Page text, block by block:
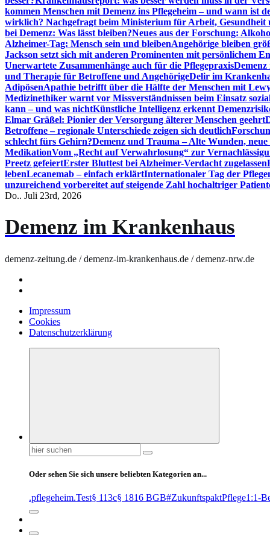
kommen Menschen mit Demenz ins Pflegeheim – und wann ist
wirklich? Nachgefragt beim Ministerium für Arbeit, Gesundheit
bei Demenz: Was lässt bleiben?Neues aus der Forschung:
Alzheimer-Tag: Mensch sein und bleibenAngehörige bleiben
Jackson setzt sich mit anderen Prominenten mit persönlichem
Unerwartete Zusammenhänge auch für die Pflegepraxis
und Therapie für Betroffene und AngehörigeDelir im
AdipösenApathie betrifft über die Hälfte der Menschen mit
Medizinethiker warnt vor Missverständnissen beim Einsatz
kann – und was nichtKünstliche Intelligenz erkennt
Elmar Gräßel: Pionier der Versorgung älterer Menschen geehrt
Betroffene – regionale Unterschiede zeigen sich deutlich
schlecht fürs Gehirn?Demenz und Trauma – Alte Wunden,
MedikationVom „Recht auf Verwahrlosung“ zur
Preetz gefeiertErster Bluttest bei Alzheimer-Verdacht zugelassen
lebenLecanemab – einfach erklärtInternationaler Tag der
unzureichend vorbereitet auf steigende Zahl hochaltriger
Do.. Juli 23rd, 2026
Demenz im Krankenhaus
demenz-zeitung.de / demenz-im-krankenhaus.de / demenz-nrw.de
Impressum
Cookies
Datenschutzerklärung
Suchen
nach:
Oder sehen Sie sich unsere beliebten Kategorien an...
.pflegeheim.Test§ 113c§ 1816 BGB#ZukunftspaktPflege1:1-